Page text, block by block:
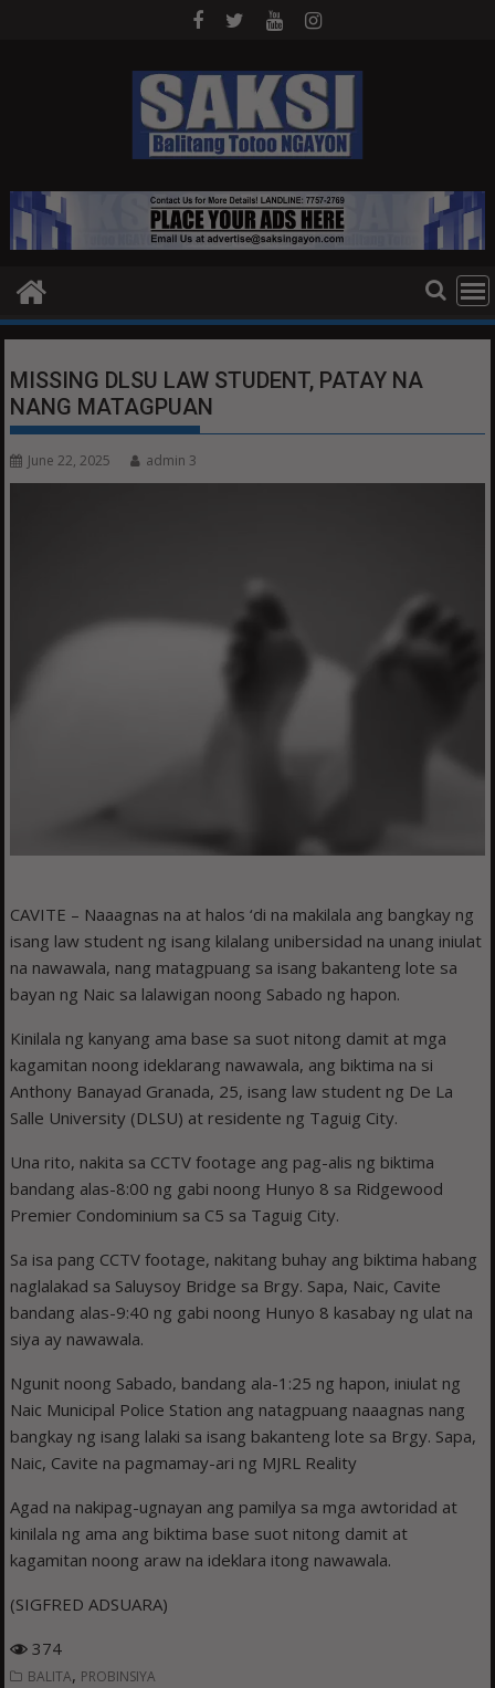
MISSING DLSU LAW STUDENT, PATAY NA
NANG MATAGPUAN
June 22, 2025 admin 3
CAVITE – Naaagnas na at halos ‘di na makilala ang bangkay ng
isang law student ng isang kilalang unibersidad na unang iniulat
na nawawala, nang matagpuang sa isang bakanteng lote sa
bayan ng Naic sa lalawigan noong Sabado ng hapon.
Kinilala ng kanyang ama base sa suot nitong damit at mga
kagamitan noong ideklarang nawawala, ang biktima na si
Anthony Banayad Granada, 25, isang law student ng De La
Salle University (DLSU) at residente ng Taguig City.
Una rito, nakita sa CCTV footage ang pag-alis ng biktima
bandang alas-8:00 ng gabi noong Hunyo 8 sa Ridgewood
Premier Condominium sa C5 sa Taguig City.
Sa isa pang CCTV footage, nakitang buhay ang biktima habang
naglalakad sa Saluysoy Bridge sa Brgy. Sapa, Naic, Cavite
bandang alas-9:40 ng gabi noong Hunyo 8 kasabay ng ulat na
siya ay nawawala.
Ngunit noong Sabado, bandang ala-1:25 ng hapon, iniulat ng
Naic Municipal Police Station ang natagpuang naaagnas nang
bangkay ng isang lalaki sa isang bakanteng lote sa Brgy. Sapa,
Naic, Cavite na pagmamay-ari ng MJRL Reality
Agad na nakipag-ugnayan ang pamilya sa mga awtoridad at
kinilala ng ama ang biktima base suot nitong damit at
kagamitan noong araw na ideklara itong nawawala.
(SIGFRED ADSUARA)
374
BALITA, PROBINSIYA